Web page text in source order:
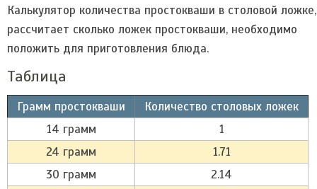
Калькулятор количества простокваши в столовой ложке,
рассчитает сколько ложек простокваши, необходимо
положить для приготовления блюда.
Таблица
Грамм простокваши
Количество столовых ложек
14 грамм
1
24 грамм
1.71
30 грамм
2.14